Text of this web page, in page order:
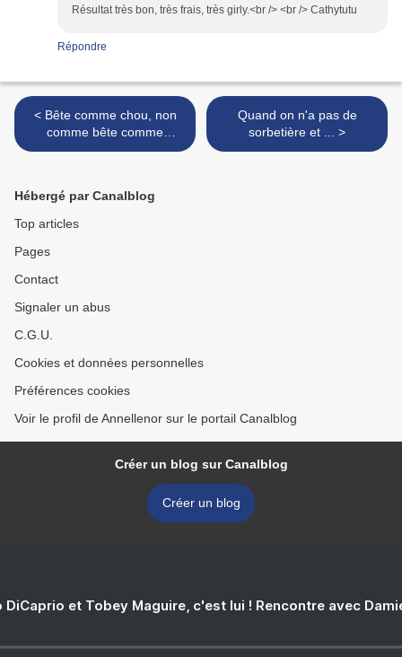
Résultat très bon, très frais, très girly.<br /> <br /> Cathytutu
Répondre
< Bête comme chou, non
comme bête comme
betterave !
Quand on n'a pas de
sorbetière et ... >
Hébergé par Canalblog
Top articles
Pages
Contact
Signaler un abus
C.G.U.
Cookies et données personnelles
Préférences cookies
Voir le profil de Annellenor sur le portail Canalblog
Créer un blog sur Canalblog
Créer un blog
DiCaprio et Tobey Maguire, c'est lui ! Rencontre avec